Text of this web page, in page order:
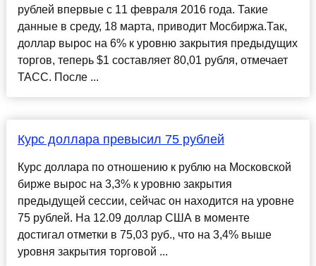
рублей впервые с 11 февраля 2016 года. Такие
данные в среду, 18 марта, приводит Мосбиржа.Так,
доллар вырос на 6% к уровню закрытия предыдущих
торгов, теперь $1 составляет 80,01 рубля, отмечает
ТАСС. После ...
Курс доллара превысил 75 рублей
Курс доллара по отношению к рублю на Московской
бирже вырос на 3,3% к уровню закрытия
предыдущей сессии, сейчас он находится на уровне
75 рублей. На 12.09 доллар США в моменте
достигал отметки в 75,03 руб., что на 3,4% выше
уровня закрытия торговой ...